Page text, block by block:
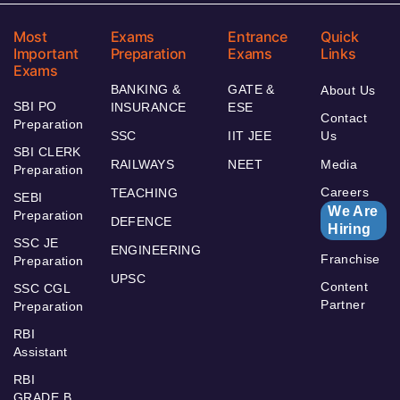
Most
Important
Exams
SBI PO
Preparation
SBI CLERK
Preparation
SEBI
Preparation
SSC JE
Preparation
SSC CGL
Preparation
RBI
Assistant
RBI
GRADE B
Exams
Preparation
BANKING &
INSURANCE
SSC
RAILWAYS
TEACHING
DEFENCE
ENGINEERING
UPSC
Entrance
Exams
GATE &
ESE
IIT JEE
NEET
Quick
Links
About Us
Contact
Us
Media
Careers
We Are
Hiring
Franchise
Content
Partner